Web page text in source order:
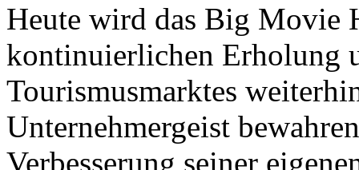
Heute wird das Big Movie
kontinuierlichen Erholung
Tourismusmarktes
Unternehmergeist
Verbesserung seiner